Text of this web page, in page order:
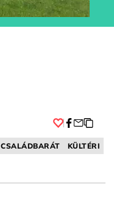
CSALÁDBARÁT
KÜLTÉRI